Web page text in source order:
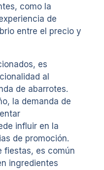
como la
de
entre el precio y
es
al
de abarrotes.
la demanda de
influir en la
de promoción.
fiestas, es común
ingredientes